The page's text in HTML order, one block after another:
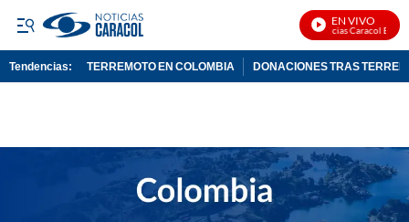
EN VIVO
Noticias Caracol En
Tendencias: TERREMOTO EN COLOMBIA DONACIONES TRAS